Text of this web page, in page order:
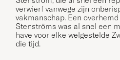
verwierf vanwege zijn
vakmanschap. Een overhemd
Stenströms was al snel een
have voor elke welgestelde
die tijd.